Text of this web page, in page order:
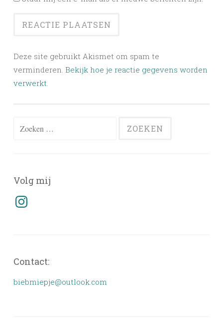
Deze site gebruikt Akismet om spam te
verminderen. Bekijk hoe je reactie gegevens worden
verwerkt.
Zoeken
Volg mij
Instagram
Contact:
biebmiepje@outlook.com